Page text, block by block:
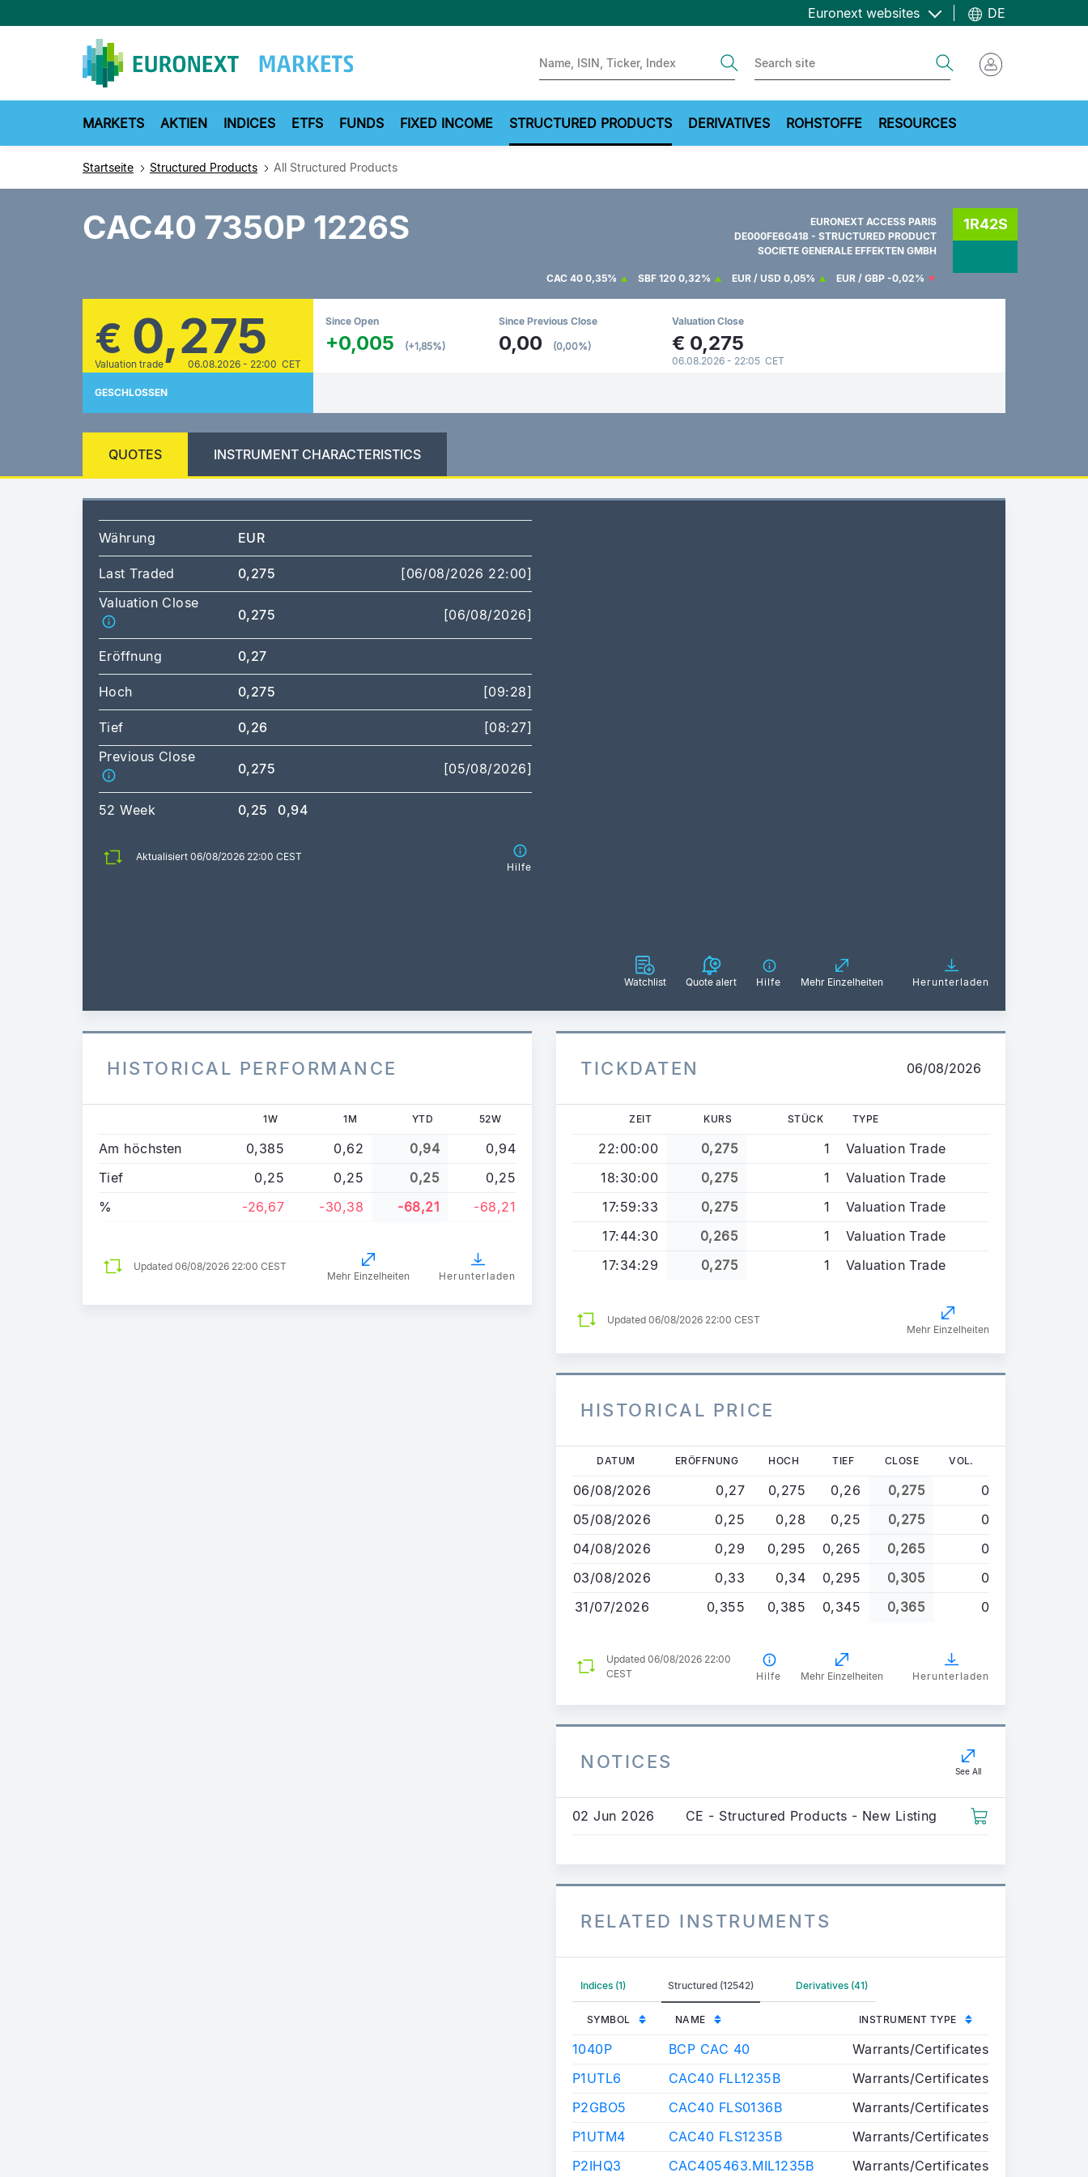
zum
Euronext websites DE
MARKETS AKTIEN INDICES ETFS FUNDS FIXED INCOME STRUCTURED PRODUCTS DERIVATIVES ROHSTOFFE RESOURCES
Startseite Structured Products All Structured Products
CAC40 7350P 1226S
EURONEXT ACCESS PARIS
DE000FE6G418 - STRUCTURED PRODUCT
SOCIETE GENERALE EFFEKTEN GMBH
1R42S
CAC 40 0,35% SBF 120 0,32% EUR / USD 0,05% EUR / GBP -0,02%
€ 0,275
Valuation trade 06.08.2026 - 22:00 CET
GESCHLOSSEN
Since Open
+0,005 (+1,85%)
Since Previous Close
0,00 (0,00%)
Valuation Close
€ 0,275
06.08.2026 - 22:05 CET
QUOTES INSTRUMENT CHARACTERISTICS
Währung EUR
Last Traded 0,275
[06/08/2026 22:00]
Valuation Close
0,275 [06/08/2026]
Eröffnung 0,27
Hoch 0,275 [09:28]
Tief 0,26
[08:27]
Previous Close
0,275 [05/08/2026]
52 Week 0,25 0,94
Aktualisiert 06/08/2026 22:00 CEST
Hilfe
Watchlist Quote alert Hilfe Mehr Einzelheiten Herunterladen
HISTORICAL PERFORMANCE
1W 1M YTD 52W
Am höchsten 0,385 0,62 0,94
0,94
Tief
0,25 0,25 0,25
0,25
%
-26,67 -30,38 -68,21 -68,21
Updated 06/08/2026 22:00 CEST
Mehr Einzelheiten
Herunterladen
TICKDATEN 06/08/2026
ZEIT KURS STÜCK TYPE
22:00:00 0,275 1
Valuation Trade
18:30:00
0,275 1
Valuation Trade
17:59:33
0,275 1
Valuation Trade
17:44:30
0,265 1
Valuation Trade
17:34:29
0,275 1 Valuation Trade
Updated 06/08/2026 22:00 CEST
Mehr Einzelheiten
HISTORICAL PRICE
Direkt
Inhalt
DATUM ERÖFFNUNG HOCH TIEF CLOSE VOL.
06/08/2026 0,27 0,275 0,26 0,275
0
05/08/2026
0,25 0,28 0,25 0,275
0
04/08/2026
0,29 0,295 0,265 0,265
0
03/08/2026
0,33 0,34 0,295 0,305
0
31/07/2026
0,355 0,385 0,345 0,365 0
Updated 06/08/2026 22:00
CEST
Hilfe Mehr Einzelheiten Herunterladen
NOTICES See All
02 Jun 2026 CE - Structured Products - New Listing
RELATED INSTRUMENTS
Indices (1) Structured (12542) Derivatives (41)
SYMBOL NAME INSTRUMENT TYPE
1040P BCP CAC 40
Warrants/Certificates
P1UTL6
CAC40 FLL1235B
Warrants/Certificates
P2GBO5
CAC40 FLS0136B
Warrants/Certificates
P1UTM4
CAC40 FLS1235B
Warrants/Certificates
P2IHQ3
CAC405463.MIL1235B Warrants/Certificates